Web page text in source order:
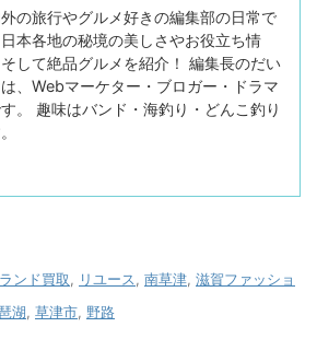
の旅行やグルメ好きの編集部の日常で
本各地の秘境の美しさやお役立ち情
して絶品グルメを紹介！ 編集長のだい
、Webマーケター・ブロガー・ドラマ
。 趣味はバンド・海釣り・どんこ釣り
ンド買取, リユース, 南草津, 滋賀ファッショ
湖, 草津市, 野路